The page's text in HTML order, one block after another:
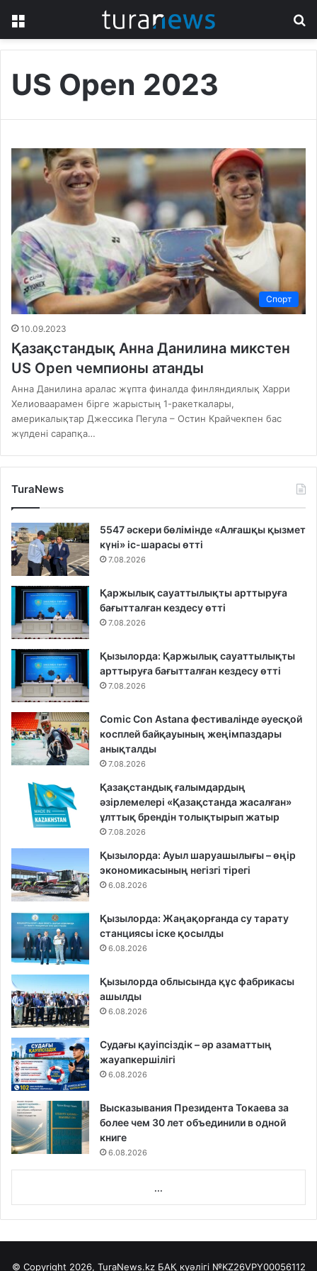
US Open 2023
Спорт
10.09.2023
Қазақстандық Анна Данилина микстен
US Open чемпионы атанды
Анна Данилина аралас жұпта финалда финляндиялық Харри
Хелиоваарамен бірге жарыстың 1-ракеткалары,
америкалықтар Джессика Пегула – Остин Крайчекпен бас
жүлдені сарапқа…
TuraNews
5547 әскери бөлімінде «Алғашқы қызмет
күні» іс-шарасы өтті
7.08.2026
Қаржылық сауаттылықты арттыруға
бағытталған кездесу өтті
7.08.2026
Қызылорда: Қаржылық сауаттылықты
арттыруға бағытталған кездесу өтті
7.08.2026
Comic Con Astana фестивалінде әуесқой
косплей байқауының жеңімпаздары
анықталды
7.08.2026
Қазақстандық ғалымдардың
әзірлемелері «Қазақстанда жасалған»
ұлттық брендін толықтырып жатыр
7.08.2026
Қызылорда: Ауыл шаруашылығы – өңір
экономикасының негізгі тірегі
6.08.2026
Қызылорда: Жаңақорғанда су тарату
станциясы іске қосылды
6.08.2026
Қызылорда облысында құс фабрикасы
ашылды
6.08.2026
Судағы қауіпсіздік – әр азаматтың
жауапкершілігі
6.08.2026
Высказывания Президента Токаева за
более чем 30 лет объединили в одной
книге
6.08.2026
...
© Copyright 2026, TuraNews.kz БАҚ куәлігі №KZ26VPY00056112